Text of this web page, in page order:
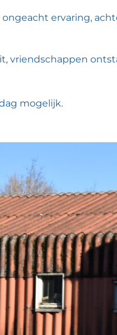
ervaring,
vriendschappen
mogelijk.